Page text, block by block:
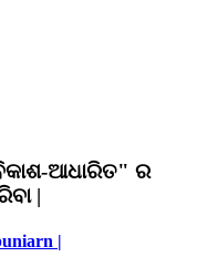
ଆଧାରିତ" ର
|
|